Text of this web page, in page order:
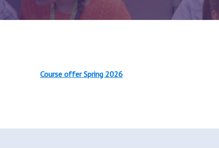
Course offer Spring 2026